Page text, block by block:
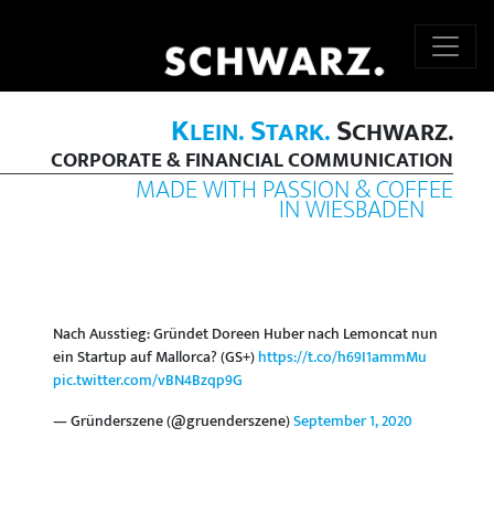
KLEIN.STARK.SCHWARZ.
CORPORATE & FINANCIAL COMMUNICATION
MADE WITH PASSION & COFFEE
IN WIESBADEN
Nach Ausstieg: Gründet Doreen Huber nach Lemoncat nun
ein Startup auf Mallorca? (GS+)https://t.co/h69I1ammMu
pic.twitter.com/vBN4Bzqp9G
— Gründerszene (@gruenderszene)September 1, 2020